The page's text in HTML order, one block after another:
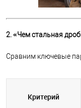
2. «Чем стальная
Сравним ключевые
Критерий